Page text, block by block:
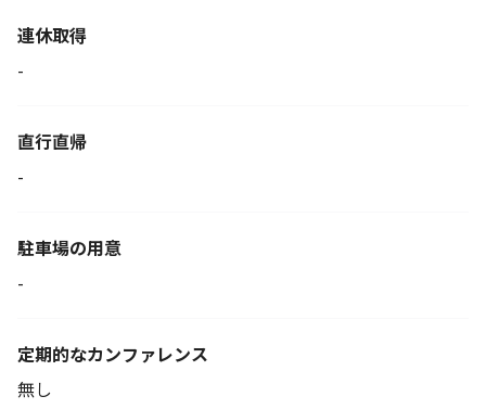
連休取得
-
直行直帰
-
駐車場の用意
-
定期的なカンファレンス
無し